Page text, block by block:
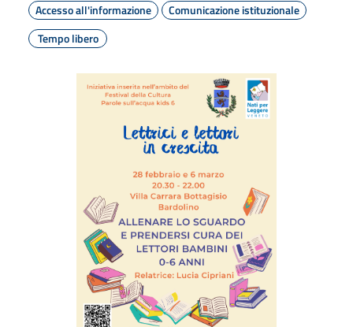
Accesso all'informazione
Comunicazione istituzionale
Tempo libero